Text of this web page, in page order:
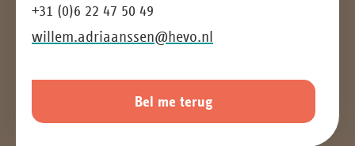
+31 (0)6 22 47 50 49
willem.adriaanssen@hevo.nl
Bel me terug